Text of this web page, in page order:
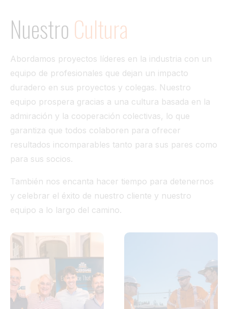
NuestroCultura
Abordamos proyectos líderes en la industria con un
equipo de profesionales que dejan un impacto
duradero en sus proyectos y colegas. Nuestro
equipo prospera gracias a una cultura basada en la
admiración y la cooperación colectivas, lo que
garantiza que todos colaboren para ofrecer
resultados incomparables tanto para sus pares como
para sus socios.
También nos encanta hacer tiempo para detenernos
y celebrar el éxito de nuestro cliente y nuestro
equipo a lo largo del camino.